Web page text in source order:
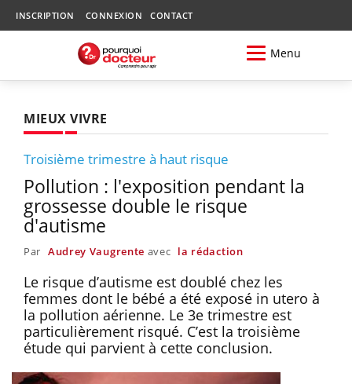
INSCRIPTION CONNEXION CONTACT
Menu
MIEUX VIVRE
Troisième trimestre à haut risque
Pollution : l'exposition pendant la
grossesse double le risque
d'autisme
Par Audrey Vaugrente avec la rédaction
Le risque d’autisme est doublé chez les
femmes dont le bébé a été exposé in utero à
la pollution aérienne. Le 3e trimestre est
particulièrement risqué. C’est la troisième
étude qui parvient à cette conclusion.